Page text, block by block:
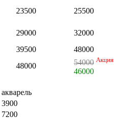
23500 25500
29000
32000
39500
48000
48000 54000 Акция
46000
акварель
3900
7200